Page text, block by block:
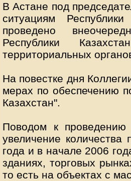
В Астане под
ситуациям
проведено
Республики
территориальных
На повестке дня
мерах по обеспечению
Казахстан".
Поводом к проведению
увеличение количества
года и в начале 2006
зданиях, торговых
то есть на объектах с